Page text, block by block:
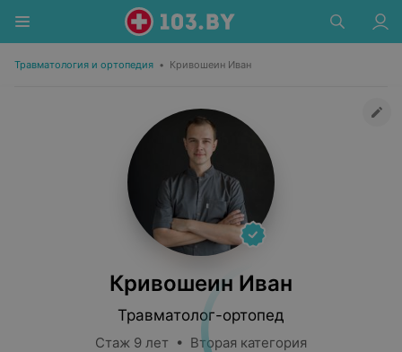
Травматология и ортопедия • Кривошеин Иван
Кривошеин Иван
Травматолог-ортопед
Стаж 9 лет • Вторая категория